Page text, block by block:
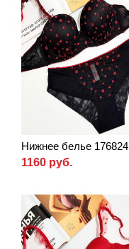
Нижнее белье 176824
1160 руб.